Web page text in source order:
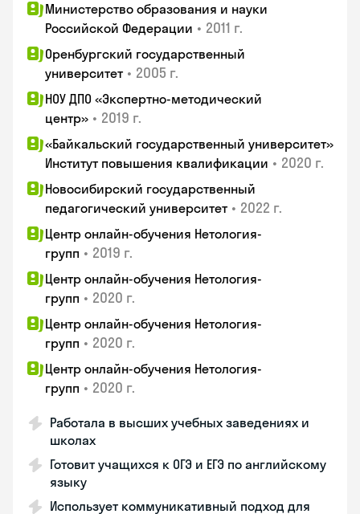
Министерство образования и науки
Российской Федерации • 2011 г.
Оренбургский государственный
университет • 2005 г.
НОУ ДПО «Экспертно-методический
центр» • 2019 г.
«Байкальский государственный университет»
Институт повышения квалификации • 2020 г.
Новосибирский государственный
педагогический университет • 2022 г.
Центр онлайн-обучения Нетология-
групп • 2019 г.
Центр онлайн-обучения Нетология-
групп • 2020 г.
Центр онлайн-обучения Нетология-
групп • 2020 г.
Центр онлайн-обучения Нетология-
групп • 2020 г.
Работала в высших учебных заведениях и
школах
Готовит учащихся к ОГЭ и ЕГЭ по английскому
языку
Использует коммуникативный подход для